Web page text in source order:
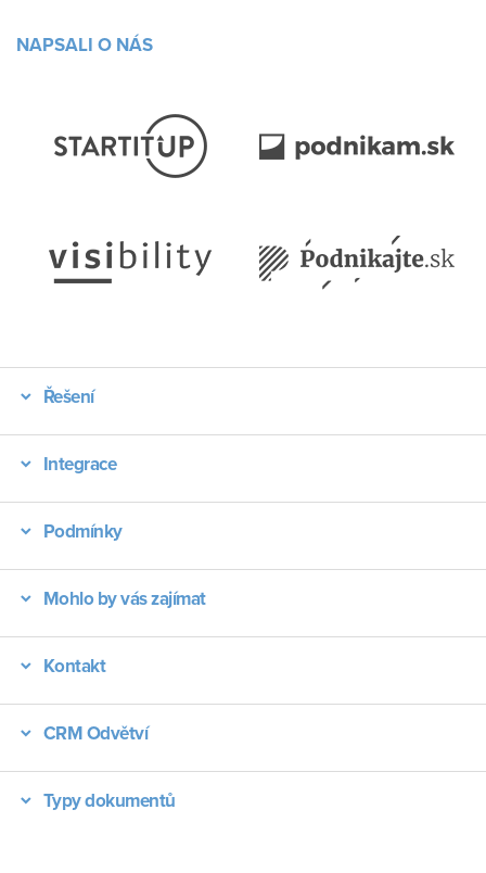
NAPSALI O NÁS
Řešení
Integrace
Podmínky
Mohlo by vás zajímat
Kontakt
CRM Odvětví
Typy dokumentů